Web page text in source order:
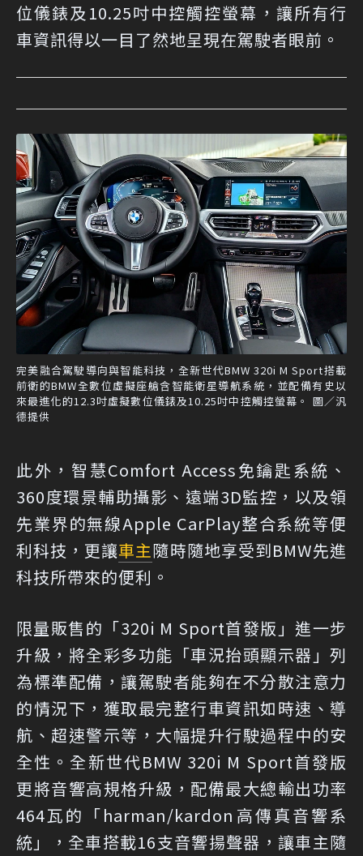
位儀錶及10.25吋中控觸控螢幕，讓所有行
車資訊得以一目了然地呈現在駕駛者眼前。
完美融合駕駛導向與智能科技，全新世代BMW 320i M Sport搭載
前衛的BMW全數位虛擬座艙含智能衛星導航系統，並配備有史以
來最進化的12.3吋虛擬數位儀錶及10.25吋中控觸控螢幕。 圖／汎
德提供
此外，智慧Comfort Access免鑰匙系統、
360度環景輔助攝影、遠端3D監控，以及領
先業界的無線Apple CarPlay整合系統等便
利科技，更讓車主隨時隨地享受到BMW先進
科技所帶來的便利。
限量販售的「320i M Sport首發版」進一步
升級，將全彩多功能「車況抬頭顯示器」列
為標準配備，讓駕駛者能夠在不分散注意力
的情況下，獲取最完整行車資訊如時速、導
航、超速警示等，大幅提升行駛過程中的安
全性。全新世代BMW 320i M Sport首發版
更將音響高規格升級，配備最大總輸出功率
464瓦的「harman/kardon高傳真音響系
統」，全車搭載16支音響揚聲器，讓車主隨